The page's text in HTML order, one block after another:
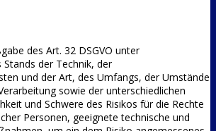
des Art. 32 DSGVO unter
der Technik, der
und der Art, des Umfangs, der Umstände
sowie der unterschiedlichen
und Schwere des Risikos für die Rechte
Personen, geeignete technische und